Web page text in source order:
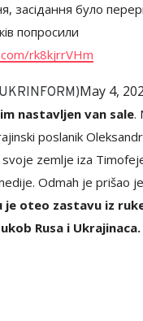
засідання було
попросили
rk8kjrrVHm
May 4,
nastavljen van sale.
poslanik
zemlje iza
Odmah je prišao
je oteo zastavu iz
Rusa i Ukrajinaca.